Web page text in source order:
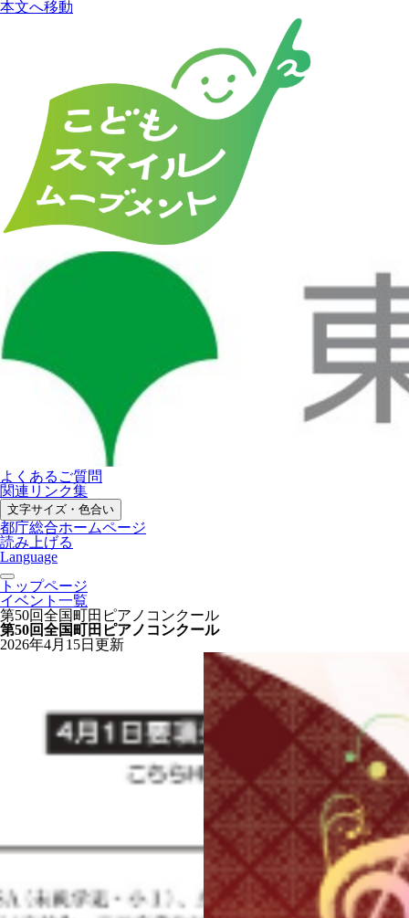
本文へ移動
よくあるご質問
関連リンク集
文字サイズ・色合い
都庁総合ホームページ
読み上げる
Language
トップページ
イベント一覧
第50回全国町田ピアノコンクール
第50回全国町田ピアノコンクール
2026年4月15日更新